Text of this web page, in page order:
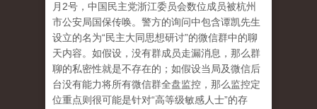
月2号，中国民主党浙江委员会数位成员被杭州
市公安局国保传唤。警方的询问中包含谭凯先生
设立的名为“民主大同思想研讨”的微信群中的聊
天内容。如假设，没有群成员走漏消息，那么群
聊的私密性就是不存在的；如假设当局及微信后
台没有能力将所有微信群全盘监控，那么监控定
位重点则很可能是针对“高等级敏感人士”的存